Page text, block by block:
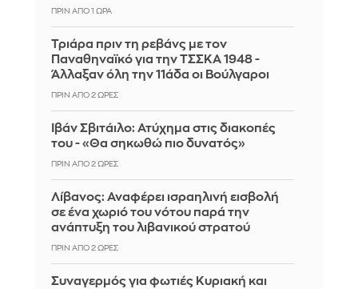
ΠΡΙΝ ΑΠΌ 1 ΏΡΑ
Τριάρα πριν τη ρεβάνς με τον
Παναθηναϊκό για την ΤΣΣΚΑ 1948 -
Άλλαξαν όλη την 11άδα οι Βούλγαροι
ΠΡΙΝ ΑΠΌ 2 ΏΡΕΣ
Ιβάν Σβιτάιλο: Ατύχημα στις διακοπές
του - «Θα σηκωθώ πιο δυνατός»
ΠΡΙΝ ΑΠΌ 2 ΏΡΕΣ
Λίβανος: Αναφέρει ισραηλινή εισβολή
σε ένα χωριό του νότου παρά την
ανάπτυξη του λιβανικού στρατού
ΠΡΙΝ ΑΠΌ 2 ΏΡΕΣ
Συναγερμός για φωτιές Κυριακή και